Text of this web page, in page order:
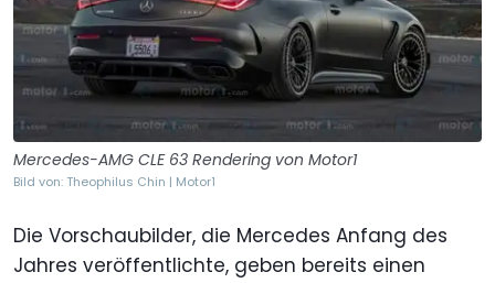
Mercedes-AMG CLE 63 Rendering von Motor1
Bild von: Theophilus Chin | Motor1
Die Vorschaubilder, die Mercedes Anfang des
Jahres veröffentlichte, geben bereits einen